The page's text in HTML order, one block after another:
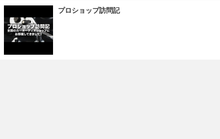
プロショップ訪問記